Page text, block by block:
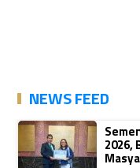
NEWS FEED
2026,